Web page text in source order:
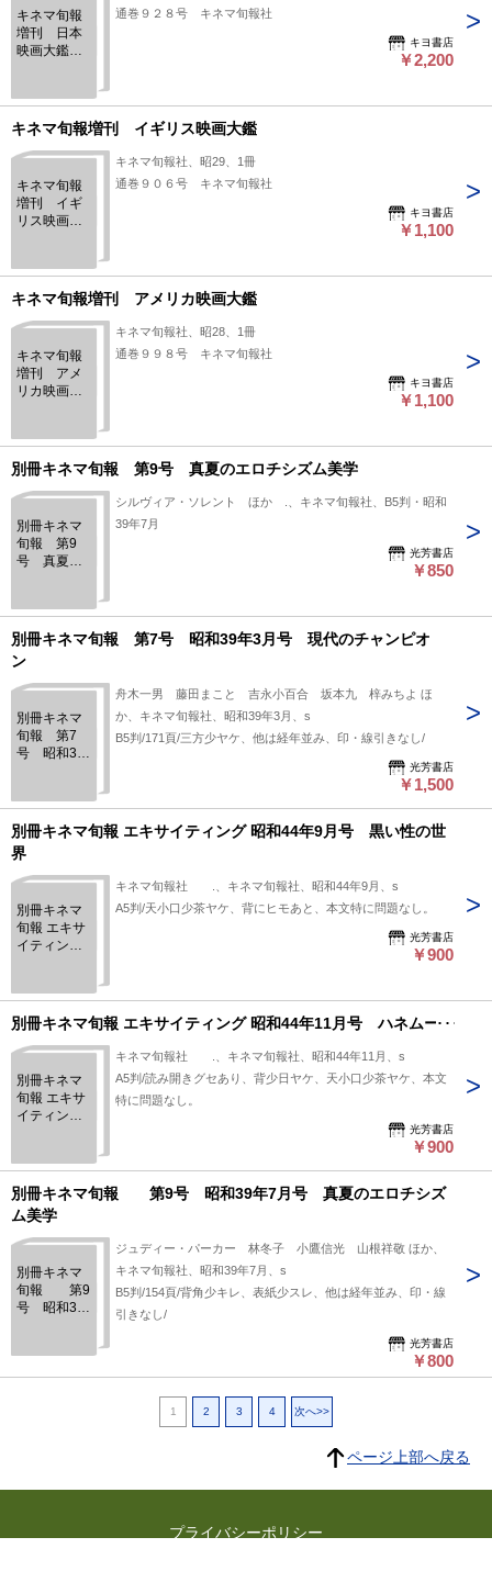
キネマ旬報
増刊 日本
映画大鑑
通巻９２８号 キネマ旬報社
キヨ書店
￥2,200
キネマ旬報増刊 イギリス映画大鑑
キネマ旬報
増刊 イギ
リス映画大
キネマ旬報社、昭29、1冊
通巻９０６号 キネマ旬報社
キヨ書店
￥1,100
キネマ旬報増刊 アメリカ映画大鑑
キネマ旬報
増刊 アメ
リカ映画大
キネマ旬報社、昭28、1冊
通巻９９８号 キネマ旬報社
キヨ書店
￥1,100
別冊キネマ旬報 第9号 真夏のエロチシズム美学
別冊キネマ
旬報 第9
号 真夏の
シルヴィア・ソレント ほか .、キネマ旬報社、B5判・昭和
39年7月
光芳書店
￥850
別冊キネマ旬報 第7号 昭和39年3月号 現代のチャンピオ
ン
別冊キネマ
旬報 第7
号 昭和39
ピオン
舟木一男 藤田まこと 吉永小百合 坂本九 梓みちよ ほ
か、キネマ旬報社、昭和39年3月、s
B5判/171頁/三方少ヤケ、他は経年並み、印・線引きなし/
光芳書店
￥1,500
別冊キネマ旬報 エキサイティング 昭和44年9月号 黒い性の世
界
別冊キネマ
旬報 エキサ
イティング
の世界
キネマ旬報社 .、キネマ旬報社、昭和44年9月、s
A5判/天小口少茶ヤケ、背にヒモあと、本文特に問題なし。
光芳書店
￥900
別冊キネマ旬報 エキサイティング 昭和44年11月号 ハネムーン
別冊キネマ
旬報 エキサ
イティング
ムーン
キネマ旬報社 .、キネマ旬報社、昭和44年11月、s
A5判/読み開きグセあり、背少日ヤケ、天小口少茶ヤケ、本文
特に問題なし。
光芳書店
￥900
別冊キネマ旬報 第9号 昭和39年7月号 真夏のエロチシズ
ム美学
別冊キネマ
旬報 第9
号 昭和39
シズム美学
ジュディー・パーカー 林冬子 小鷹信光 山根祥敬 ほか、
キネマ旬報社、昭和39年7月、s
B5判/154頁/背角少キレ、表紙少スレ、他は経年並み、印・線
引きなし/
光芳書店
￥800
1 2 3 4 次へ>>
ページ上部へ戻る
プライバシーポリシー